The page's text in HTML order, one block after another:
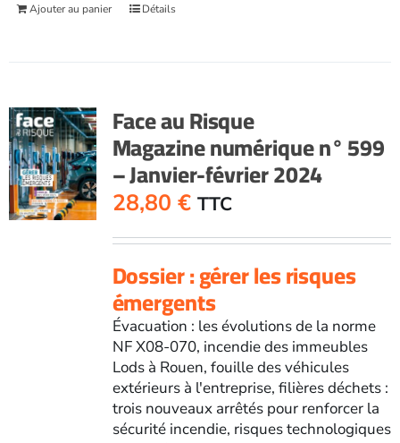
Ajouter au panier Détails
Face au Risque
Magazine numérique n° 599
– Janvier-février 2024
28,80 € TTC
Dossier : gérer les risques
émergents
Évacuation : les évolutions de la norme
NF X08-070, incendie des immeubles
Lods à Rouen, fouille des véhicules
extérieurs à l'entreprise, filières déchets :
trois nouveaux arrêtés pour renforcer la
sécurité incendie, risques technologiques